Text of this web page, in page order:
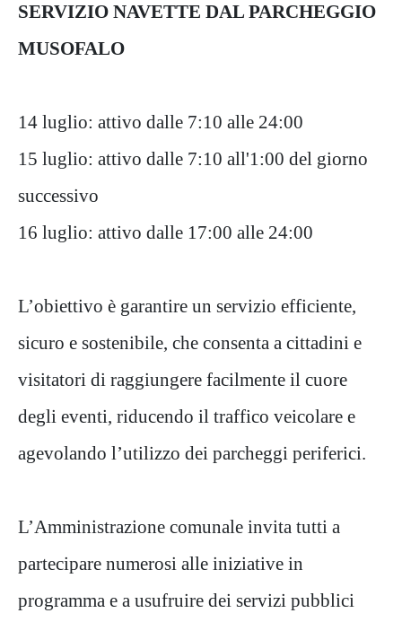
SERVIZIO NAVETTE DAL PARCHEGGIO
MUSOFALO
14 luglio: attivo dalle 7:10 alle 24:00
15 luglio: attivo dalle 7:10 all'1:00 del giorno
successivo
16 luglio: attivo dalle 17:00 alle 24:00
L’obiettivo è garantire un servizio efficiente,
sicuro e sostenibile, che consenta a cittadini e
visitatori di raggiungere facilmente il cuore
degli eventi, riducendo il traffico veicolare e
agevolando l’utilizzo dei parcheggi periferici.
L’Amministrazione comunale invita tutti a
partecipare numerosi alle iniziative in
programma e a usufruire dei servizi pubblici